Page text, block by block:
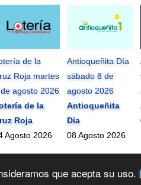
que acepta su uso.
de la
Roja martes
agosto 2026
de la
Roja
Agosto 2026
Antioqueñita Día
sábado 8 de
agosto 2026
Antioqueñita
Dia
08 Agosto 2026